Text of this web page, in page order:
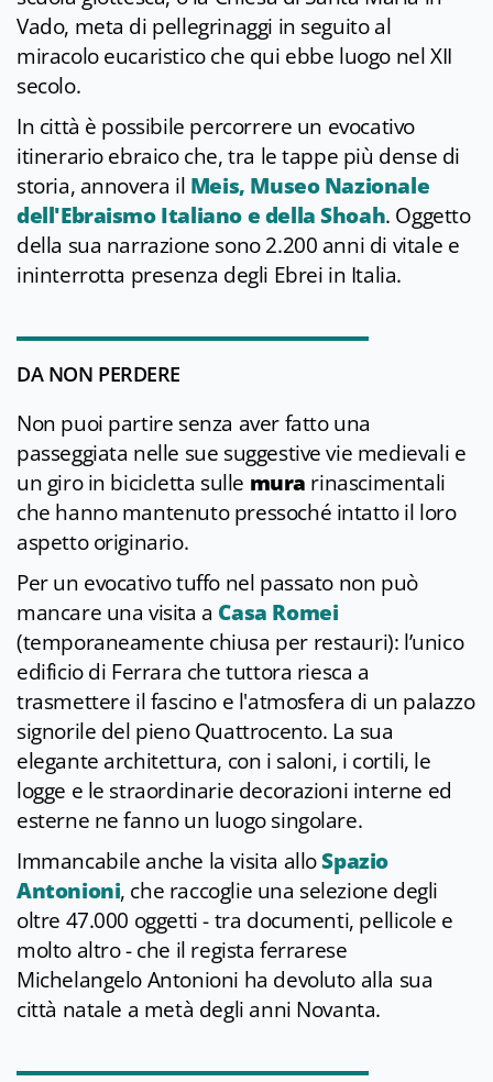
Vado, meta di pellegrinaggi in seguito al
miracolo eucaristico che qui ebbe luogo nel XII
secolo.
In città è possibile percorrere un evocativo
itinerario ebraico che, tra le tappe più dense di
storia, annovera il Meis, Museo Nazionale
dell'Ebraismo Italiano e della Shoah. Oggetto
della sua narrazione sono 2.200 anni di vitale e
ininterrotta presenza degli Ebrei in Italia.
DA NON PERDERE
Non puoi partire senza aver fatto una
passeggiata nelle sue suggestive vie medievali e
un giro in bicicletta sulle mura rinascimentali
che hanno mantenuto pressoché intatto il loro
aspetto originario.
Per un evocativo tuffo nel passato non può
mancare una visita a Casa Romei
(temporaneamente chiusa per restauri): l’unico
edificio di Ferrara che tuttora riesca a
trasmettere il fascino e l'atmosfera di un palazzo
signorile del pieno Quattrocento. La sua
elegante architettura, con i saloni, i cortili, le
logge e le straordinarie decorazioni interne ed
esterne ne fanno un luogo singolare.
Immancabile anche la visita alloSpazio
Antonioni, che raccoglie una selezione degli
oltre 47.000 oggetti - tra documenti, pellicole e
molto altro - che il regista ferrarese
Michelangelo Antonioni ha devoluto alla sua
città natale a metà degli anni Novanta.